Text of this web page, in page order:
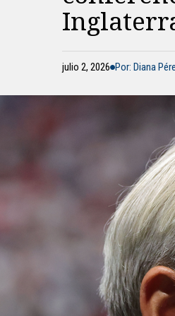
julio 2, 2026 Por: Diana